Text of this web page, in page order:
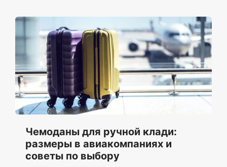
Чемоданы для ручной клади:
размеры в авиакомпаниях и
советы по выбору